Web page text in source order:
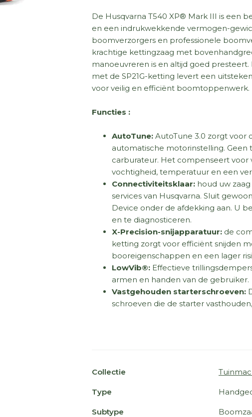
De Husqvarna T540 XP® Mark III is een
en een indrukwekkende vermogen-
boomverzorgers en professionele
krachtige kettingzaag met
manoeuvreren is en altijd goed
met de SP21G-ketting levert een
voor veilig en efficiënt boomtoppenwerk.
Functies :
AutoTune: AutoTune 3.0 zorgt voor
automatische motorinstelling. Geen
carburateur. Het compenseert voor
vochtigheid, temperatuur en een
Connectiviteitsklaar: houd uw
services van Husqvarna. Sluit
Device onder de afdekking aan. U
en te diagnosticeren.
X-Precision-snijapparatuur: de
ketting zorgt voor efficiënt snijden
booreigenschappen en een lager
LowVib®: Effectieve
armen en handen van de gebruiker.
Vastgehouden starterschroeven:
schroeven die de starter
Collectie
Type
Subtype